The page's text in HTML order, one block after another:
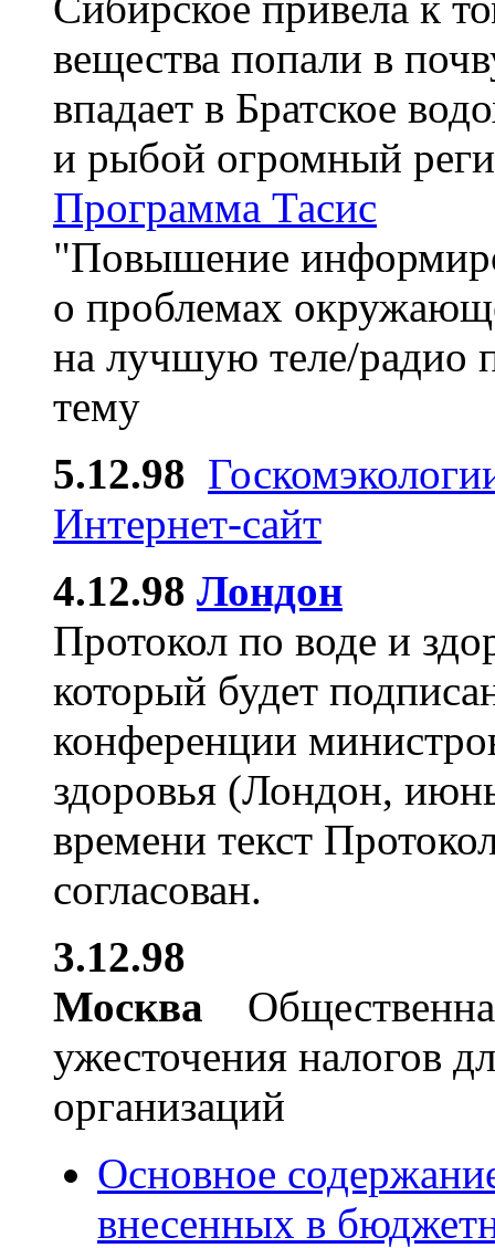
вещества попали в
впадает в Братское
и рыбой огромный
Программа Тасис
"Повышение
о проблемах
на лучшую теле/радио
тему
5.12.98
Интернет-сайт
4.12.98 Лондон
Протокол по воде и
который будет
конференции
здоровья (Лондон,
времени текст
согласован.
3.12.98
Москва
ужесточения налогов
организаций
Основное
внесенных в